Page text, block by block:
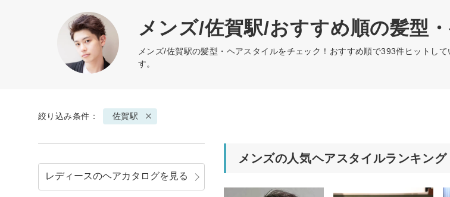
メンズ/佐賀駅/おすすめ順の髪型
メンズ/佐賀駅の髪型・ヘアスタイルをチェック！おすすめ順で393件ヒットし
す。
絞り込み条件： 佐賀駅
メンズの人気ヘアスタイルランキング
レディースのヘアカタログを見る